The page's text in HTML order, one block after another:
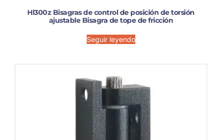
Hl300z Bisagras de control de posición de torsión
ajustable Bisagra de tope de fricción
Seguir leyendo